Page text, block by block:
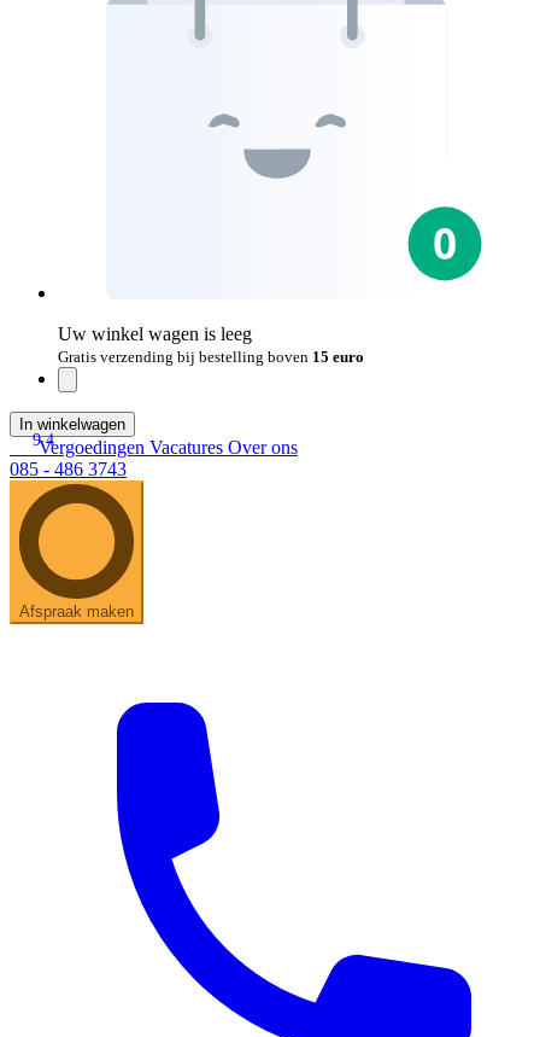
Uw winkel wagen is leeg
Gratis verzending bij bestelling boven 15 euro
In winkelwagen
9.4
Vergoedingen Vacatures Over ons
085 - 486 3743
Afspraak maken